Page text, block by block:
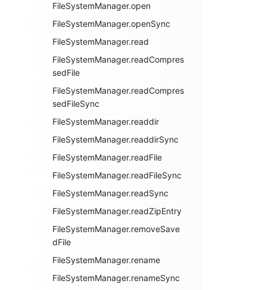
FileSystemManager.open
FileSystemManager.openSync
FileSystemManager.read
FileSystemManager.readCompres
sedFile
FileSystemManager.readCompres
sedFileSync
FileSystemManager.readdir
FileSystemManager.readdirSync
FileSystemManager.readFile
FileSystemManager.readFileSync
FileSystemManager.readSync
FileSystemManager.readZipEntry
FileSystemManager.removeSave
dFile
FileSystemManager.rename
FileSystemManager.renameSync